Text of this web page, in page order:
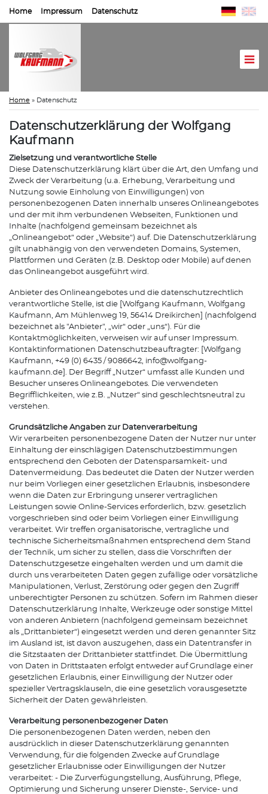
Home Impressum Datenschutz
Home » Datenschutz
Datenschutzerklärung der Wolfgang
Kaufmann
Zielsetzung und verantwortliche Stelle
Diese Datenschutzerklärung klärt über die Art, den Umfang und
Zweck der Verarbeitung (u.a. Erhebung, Verarbeitung und
Nutzung sowie Einholung von Einwilligungen) von
personenbezogenen Daten innerhalb unseres Onlineangebotes
und der mit ihm verbundenen Webseiten, Funktionen und
Inhalte (nachfolgend gemeinsam bezeichnet als
„Onlineangebot“ oder „Website“) auf. Die Datenschutzerklärung
gilt unabhängig von den verwendeten Domains, Systemen,
Plattformen und Geräten (z.B. Desktop oder Mobile) auf denen
das Onlineangebot ausgeführt wird.
Anbieter des Onlineangebotes und die datenschutzrechtlich
verantwortliche Stelle, ist die [Wolfgang Kaufmann, Wolfgang
Kaufmann, Am Mühlenweg 19, 56414 Dreikirchen] (nachfolgend
bezeichnet als "Anbieter", „wir“ oder „uns“). Für die
Kontaktmöglichkeiten, verweisen wir auf unser Impressum.
Kontaktinformationen Datenschutzbeauftragter: [Wolfgang
Kaufmann, +49 (0) 6435 / 9086642, info@wolfgang-
kaufmann.de]. Der Begriff „Nutzer“ umfasst alle Kunden und
Besucher unseres Onlineangebotes. Die verwendeten
Begrifflichkeiten, wie z.B. „Nutzer“ sind geschlechtsneutral zu
verstehen.
Grundsätzliche Angaben zur Datenverarbeitung
Wir verarbeiten personenbezogene Daten der Nutzer nur unter
Einhaltung der einschlägigen Datenschutzbestimmungen
entsprechend den Geboten der Datensparsamkeit- und
Datenvermeidung. Das bedeutet die Daten der Nutzer werden
nur beim Vorliegen einer gesetzlichen Erlaubnis, insbesondere
wenn die Daten zur Erbringung unserer vertraglichen
Leistungen sowie Online-Services erforderlich, bzw. gesetzlich
vorgeschrieben sind oder beim Vorliegen einer Einwilligung
verarbeitet. Wir treffen organisatorische, vertragliche und
technische Sicherheitsmaßnahmen entsprechend dem Stand
der Technik, um sicher zu stellen, dass die Vorschriften der
Datenschutzgesetze eingehalten werden und um damit die
durch uns verarbeiteten Daten gegen zufällige oder vorsätzliche
Manipulationen, Verlust, Zerstörung oder gegen den Zugriff
unberechtigter Personen zu schützen. Sofern im Rahmen dieser
Datenschutzerklärung Inhalte, Werkzeuge oder sonstige Mittel
von anderen Anbietern (nachfolgend gemeinsam bezeichnet
als „Drittanbieter“) eingesetzt werden und deren genannter Sitz
im Ausland ist, ist davon auszugehen, dass ein Datentransfer in
die Sitzstaaten der Drittanbieter stattfindet. Die Übermittlung
von Daten in Drittstaaten erfolgt entweder auf Grundlage einer
gesetzlichen Erlaubnis, einer Einwilligung der Nutzer oder
spezieller Vertragsklauseln, die eine gesetzlich vorausgesetzte
Sicherheit der Daten gewährleisten.
Verarbeitung personenbezogener Daten
Die personenbezogenen Daten werden, neben den
ausdrücklich in dieser Datenschutzerklärung genannten
Verwendung, für die folgenden Zwecke auf Grundlage
gesetzlicher Erlaubnisse oder Einwilligungen der Nutzer
verarbeitet: - Die Zurverfügungstellung, Ausführung, Pflege,
Optimierung und Sicherung unserer Dienste-, Service- und